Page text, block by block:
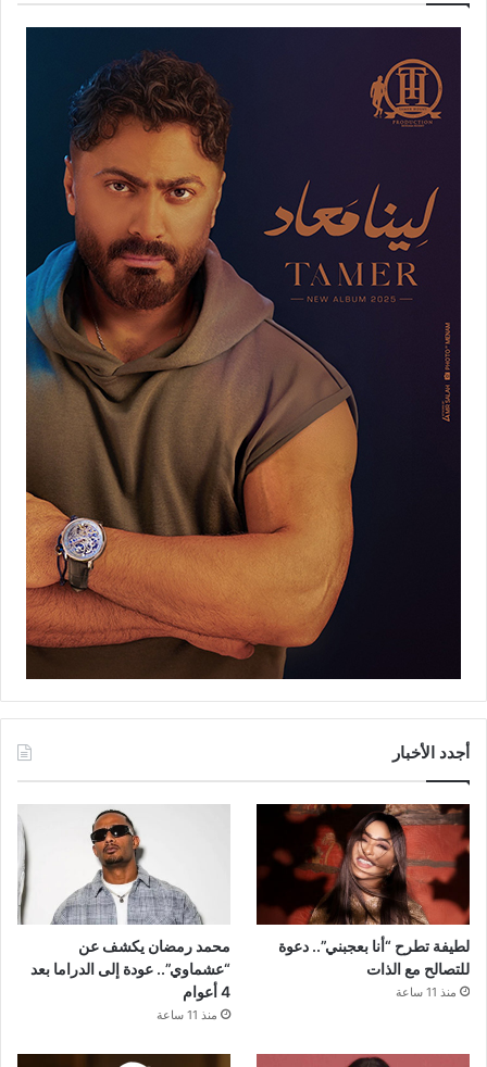
أجدد الأخبار
لطيفة تطرح “أنا بعجبني”.. دعوة
للتصالح مع الذات
منذ 11 ساعة
محمد رمضان يكشف عن
“عشماوي”.. عودة إلى الدراما بعد
4 أعوام
منذ 11 ساعة